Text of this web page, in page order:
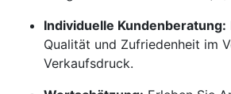
Individuelle Kundenberatung:
Qualität und Zufriedenheit im
Verkaufsdruck.